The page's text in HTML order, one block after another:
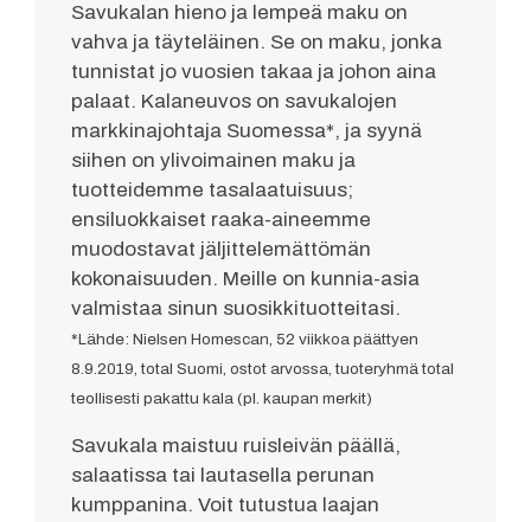
Savukalan hieno ja lempeä maku on
vahva ja täyteläinen. Se on maku, jonka
tunnistat jo vuosien takaa ja johon aina
palaat. Kalaneuvos on savukalojen
markkinajohtaja Suomessa*, ja syynä
siihen on ylivoimainen maku ja
tuotteidemme tasalaatuisuus;
ensiluokkaiset raaka-aineemme
muodostavat jäljittelemättömän
kokonaisuuden. Meille on kunnia-asia
valmistaa sinun suosikkituotteitasi.
*Lähde: Nielsen Homescan, 52 viikkoa päättyen
8.9.2019, total Suomi, ostot arvossa, tuoteryhmä total
teollisesti pakattu kala (pl. kaupan merkit)
Savukala maistuu ruisleivän päällä,
salaatissa tai lautasella perunan
kumppanina. Voit tutustua laajan